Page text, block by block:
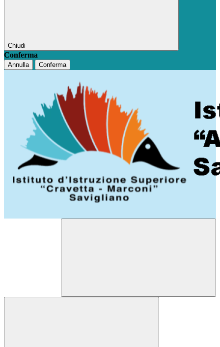
Chiudi
Conferma
Annulla Conferma